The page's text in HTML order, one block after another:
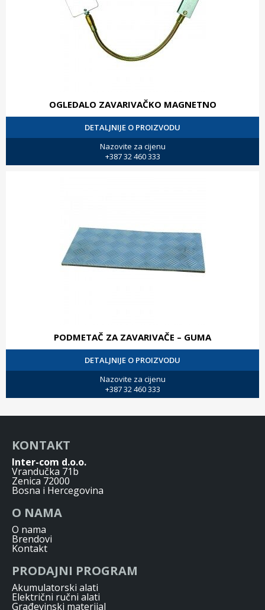
OGLEDALO ZAVARIVAČKO MAGNETNO
DETALJNIJE O PROIZVODU
Nazovite za cijenu
+387 32 460 333
PODMETAČ ZA ZAVARIVAČE – GUMA
DETALJNIJE O PROIZVODU
Nazovite za cijenu
+387 32 460 333
KONTAKT
Inter-com d.o.o.
Vrandučka 71b
Zenica 72000
Bosna i Hercegovina
O NAMA
O nama
Brendovi
Kontakt
PRODAJNI PROGRAM
Akumulatorski alati
Električni ručni alati
Građevinski materijal